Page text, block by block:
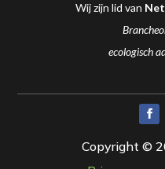
Wij zijn lid van
ecologisch
Copyright ©